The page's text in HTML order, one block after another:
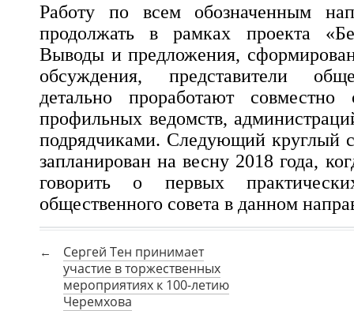
Работу по всем обозначенным
продолжать в рамках проекта
Выводы и предложения,
обсуждения, представители
детально проработают совместно
профильных ведомств,
подрядчиками. Следующий круглый
запланирован на весну 2018 года,
говорить о первых
общественного совета в данном
Сергей Тен принимает
участие в торжественных
мероприятиях к 100-летию
Черемхова